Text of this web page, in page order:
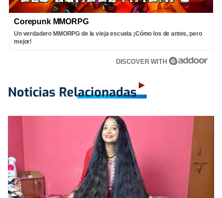
Corepunk MMORPG
Un verdadero MMORPG de la vieja escuela ¡Cómo los de antes, pero
mejor!
DISCOVER WITH
Noticias Relacionadas